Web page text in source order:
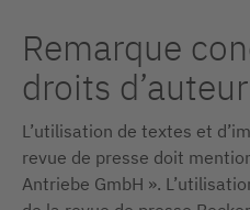
Remarque
droits d’auteur
L’utilisation de textes et
revue de presse doit
Antriebe GmbH ».